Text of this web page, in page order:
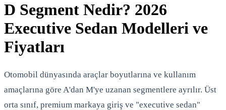
D Segment Nedir? 2026
Executive Sedan Modelleri ve
Fiyatları
Otomobil dünyasında araçlar boyutlarına ve kullanım
amaçlarına göre A'dan M'ye uzanan segmentlere ayrılır. Üst
orta sınıf, premium markaya giriş ve "executive sedan"